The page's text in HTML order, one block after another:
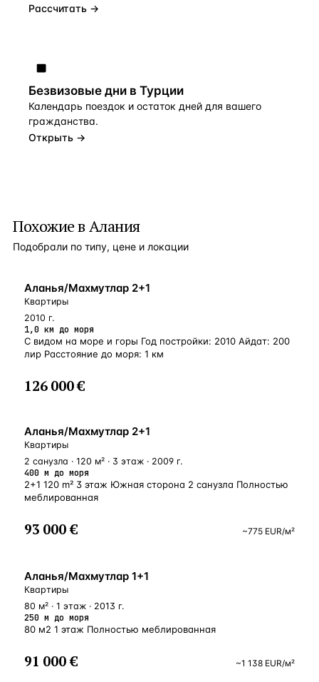
Рассчитать →
Безвизовые дни в Турции
Календарь поездок и остаток дней для вашего
гражданства.
Открыть →
Похожие в Алания
Подобрали по типу, цене и локации
БЛИЗКО К МОРЮ
Аланья/Махмутлар 2+1
Квартиры
2010 г.
1,0 км до моря
С видом на море и горы Год постройки: 2010 Айдат: 200
лир Расстояние до моря: 1 км
126 000 €
У МОРЯ
Аланья/Махмутлар 2+1
Квартиры
2 санузла · 120 м² · 3 этаж · 2009 г.
400 м до моря
2+1 120 m² 3 этаж Южная сторона 2 санузла Полностью
меблированная
93 000 € ~775 EUR/м²
У МОРЯ
Аланья/Махмутлар 1+1
Квартиры
80 м² · 1 этаж · 2013 г.
250 м до моря
80 м2 1 этаж Полностью меблированная
91 000 € ~1 138 EUR/м²